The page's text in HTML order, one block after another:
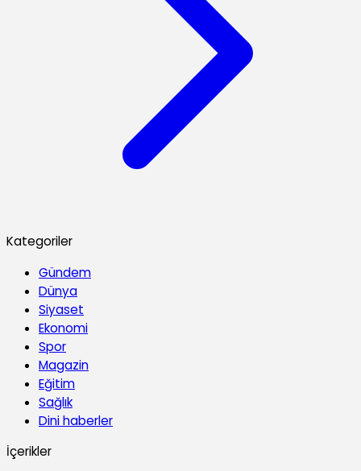
Kategoriler
Gündem
Dünya
Siyaset
Ekonomi
Spor
Magazin
Eğitim
Sağlık
Dini haberler
İçerikler